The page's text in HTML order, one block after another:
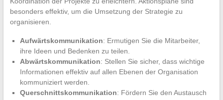
besonders effektiv, um die Umsetzung der Strategie zu
organisieren.
Aufwärtskommunikation: Ermutigen Sie die Mitarbeiter,
ihre Ideen und Bedenken zu teilen.
Abwärtskommunikation: Stellen Sie sicher, dass wichtige
Informationen effektiv auf allen Ebenen der Organisation
kommuniziert werden.
Querschnittskommunikation: Fördern Sie den Austausch